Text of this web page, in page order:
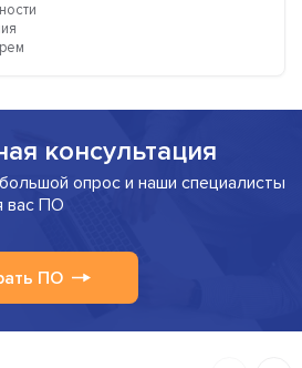
консультация
опрос и наши специалисты
вас ПО
ПО